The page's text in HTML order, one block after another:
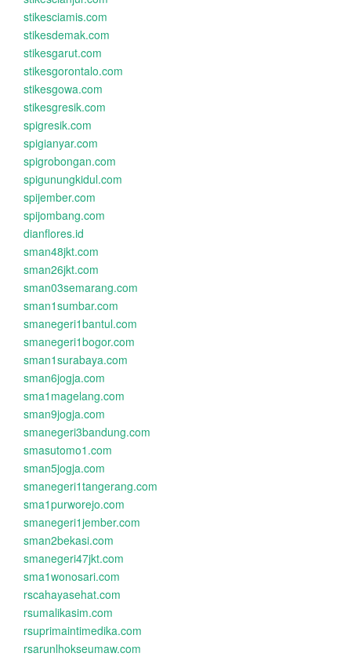
stikesciamis.com
stikesdemak.com
stikesgarut.com
stikesgorontalo.com
stikesgowa.com
stikesgresik.com
spigresik.com
spigianyar.com
spigrobongan.com
spigunungkidul.com
spijember.com
spijombang.com
dianflores.id
sman48jkt.com
sman26jkt.com
sman03semarang.com
sman1sumbar.com
smanegeri1bantul.com
smanegeri1bogor.com
sman1surabaya.com
sman6jogja.com
sma1magelang.com
sman9jogja.com
smanegeri3bandung.com
smasutomo1.com
sman5jogja.com
smanegeri1tangerang.com
sma1purworejo.com
smanegeri1jember.com
sman2bekasi.com
smanegeri47jkt.com
sma1wonosari.com
rscahayasehat.com
rsumalikasim.com
rsuprimaintimedika.com
rsarunlhokseumaw.com